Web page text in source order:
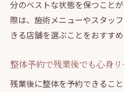
分のベストな状態を保つこと
際は、施術メニューやスタッ
きる店舗を選ぶことをおすすめ
整体予約で残業後でも心身
残業後に整体を予約できるこ